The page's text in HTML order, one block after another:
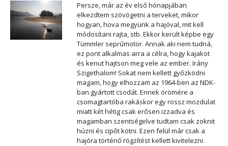
Persze, már az év első hónapjában
elkezdtem szövögetni a terveket, mikor
hogyan, hova megyünk a hajóval, mit kell
módosítani rajta, stb. Ekkor került képbe egy
Tümmler seprűmotor. Annak aki nem tudná,
ez pont alkalmas arra a célra, hogy kajakot
és kenut hajtson meg vele az ember. Irány
Szigethalom! Sokat nem kellett győzködni
magam, hogy elhozzam az 1964-ben az NDK-
ban gyártott csodát. Ennek örömére a
csomagtartóba rakáskor egy rossz mozdulat
miatt két hétig csak erősen izzadva és
magamban szentségelve tudtam csak zoknit
húzni és cipőt kötni. Ezen felül már csak a
hajóra történő rögzítést kellett kivitelezni.